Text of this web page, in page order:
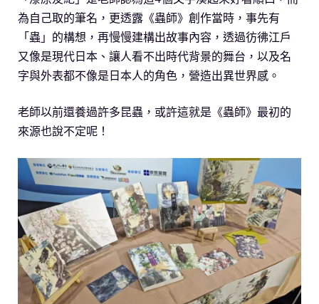
為自己取的筆名，更透露《蟲師》創作當時，事先有
「蟲」的構想，再慢慢建構出故事內容，透過彷彿江戶
又像是現代日本、讓人看不出時代背景的舞台，以及名
字與外表都不像是日本人的角色，營造出異世界感。
老師以前還養過許多昆蟲，或許這就是《蟲師》最初的
來源也說不定呢！